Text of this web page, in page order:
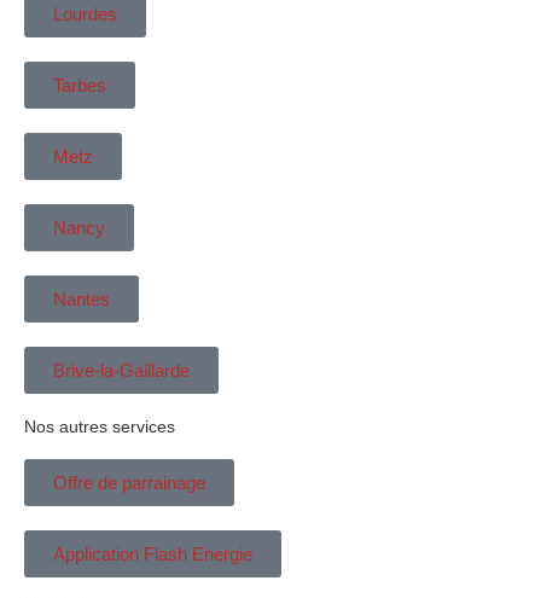
Lourdes
Tarbes
Metz
Nancy
Nantes
Brive-la-Gaillarde
Nos autres services
Offre de parrainage
Application Flash Energie